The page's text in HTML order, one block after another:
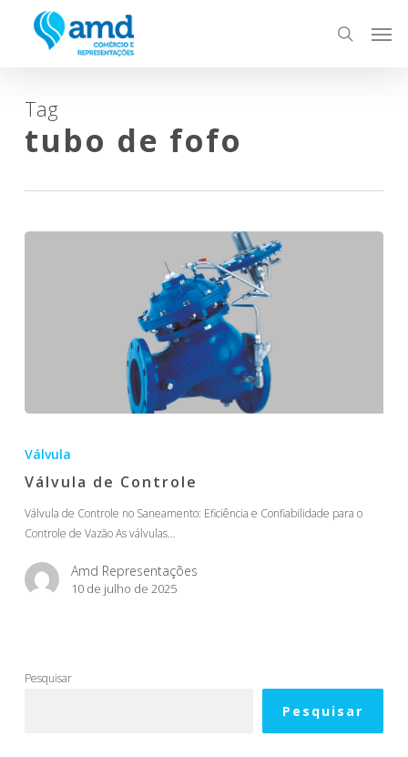
search
Tag
tubo de fofo
Controle
Válvula
Válvula de Controle
Válvula de Controle no Saneamento: Eficiência e Confiabilidade para o
Controle de Vazão As válvulas…
Amd Representações
10 de julho de 2025
Pesquisar
Pesquisar